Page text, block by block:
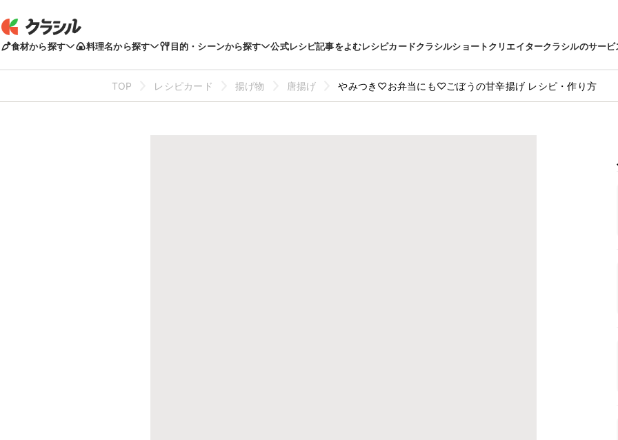
食材から探す 料理名から探す 目的・シーンから探す 公式レシピ記事をよむレシピカードクラシルショートクリエイタークラシルのサービ
TOP レシピカード 揚げ物 唐揚げ やみつき♡お弁当にも♡ごぼうの甘辛揚げ レシピ・作り方